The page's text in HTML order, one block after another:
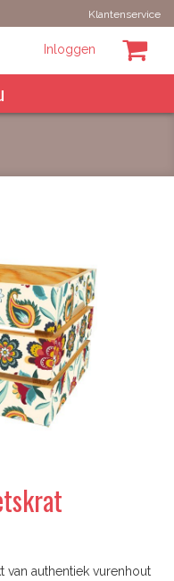
Klantenservice
Inloggen
van authentiek vurenhout